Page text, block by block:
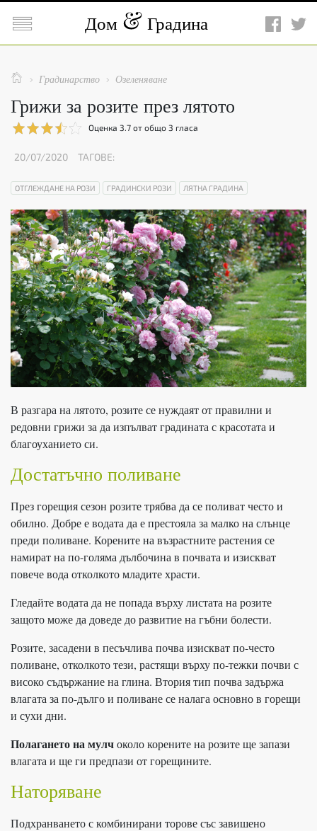
 Дом Градина
  Градинарство  Озеленяване
Грижи за розите през лятото
Оценка 3.7 от общо 3 гласа
20/07/2020 ТАГОВЕ:
ОТГЛЕЖДАНЕ НА РОЗИ ГРАДИНСКИ РОЗИ ЛЯТНА ГРАДИНА
В разгара на лятото, розите се нуждаят от правилни и
редовни грижи за да изпълват градината с красотата и
благоуханието си.
Достатъчно поливане
През горещия сезон розите трябва да се поливат често и
обилно. Добре е водата да е престояла за малко на слънце
преди поливане. Корените на възрастните растения се
намират на по-голяма дълбочина в почвата и изискват
повече вода отколкото младите храсти.
Гледайте водата да не попада върху листата на розите
защото може да доведе до развитие на гъбни болести.
Розите, засадени в песъчлива почва изискват по-често
поливане, отколкото тези, растящи върху по-тежки почви с
високо съдържание на глина. Втория тип почва задържа
влагата за по-дълго и поливане се налага основно в горещи
и сухи дни.
Полагането на мулчоколо корените на розите ще запази
влагата и ще ги предпази от горещините.
Наторяване
Подхранването с комбинирани торове със завишено